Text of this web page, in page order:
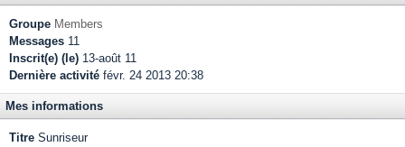
Groupe Members
Messages 11
Inscrit(e) (le) 13-août 11
Dernière activité févr. 24 2013 20:38
Mes informations
Titre Sunriseur